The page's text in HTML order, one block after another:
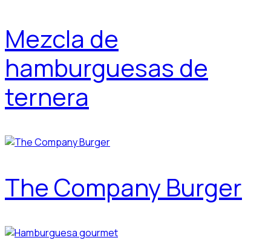
Mezcla de
hamburguesas de
ternera
The Company Burger